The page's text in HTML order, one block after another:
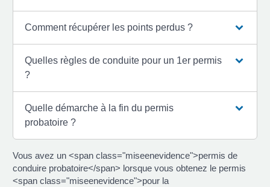
Comment récupérer les points perdus ?
Quelles règles de conduite pour un 1er permis
?
Quelle démarche à la fin du permis
probatoire ?
Vous avez un <span class="miseenevidence">permis de
conduire probatoire</span> lorsque vous obtenez le permis
<span class="miseenevidence">pour la